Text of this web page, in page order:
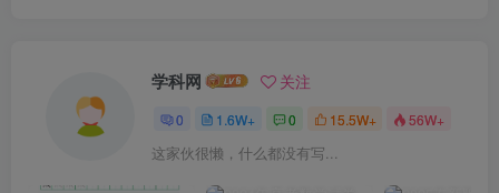
学科网 关注
0 1.6W+ 0 15.5W+ 56W+
这家伙很懒，什么都没有写...